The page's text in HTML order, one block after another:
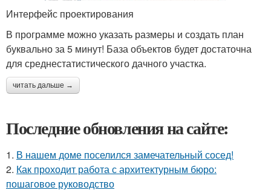
Интерфейс проектирования
В программе можно указать размеры и создать план
буквально за 5 минут! База объектов будет достаточна
для среднестатистического дачного участка.
читать дальше →
Последние обновления на сайте:
1. В нашем доме поселился замечательный сосед!
2. Как проходит работа с архитектурным бюро:
пошаговое руководство